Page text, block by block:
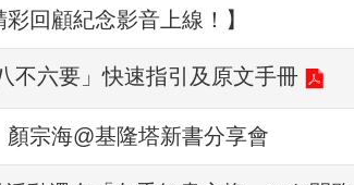
回顧紀念影音上線！】
不六要」快速指引及原文手冊
宗海@基隆塔新書分享會